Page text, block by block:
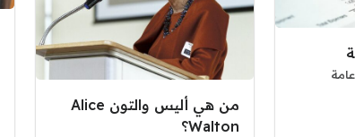
من هي أليس والتون Alice
Walton؟